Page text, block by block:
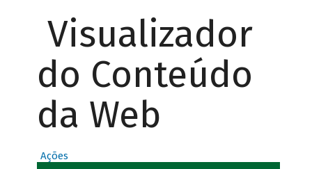
Visualizador
do Conteúdo
da Web
Ações